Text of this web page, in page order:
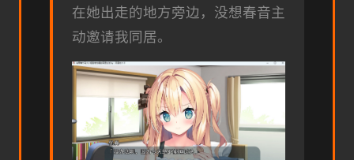
在她出走的地方旁边，没想春音主
动邀请我同居。